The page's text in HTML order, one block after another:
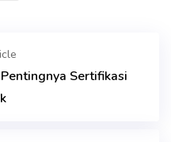
Sertifikasi